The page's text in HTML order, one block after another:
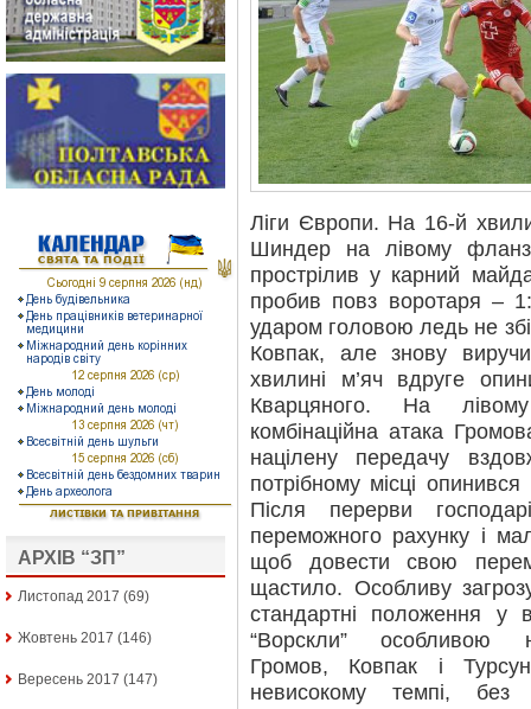
АРХІВ “ЗП”
Листопад 2017 (69)
Жовтень 2017 (146)
Вересень 2017 (147)
Ліги Європи. На 16-й
Шиндер на лівому
прострілив у карний
пробив повз воротаря –
ударом головою ледь не
Ковпак, але знову
хвилині м’яч вдруге
Кварцяного. На
комбінаційна атака
націлену передачу
потрібному місці
Після перерви
переможного рахунку і
щоб довести свою
щастило. Особливу
стандартні положення у
“Ворскли” особливою
Громов, Ковпак і
невисокому темпі, без